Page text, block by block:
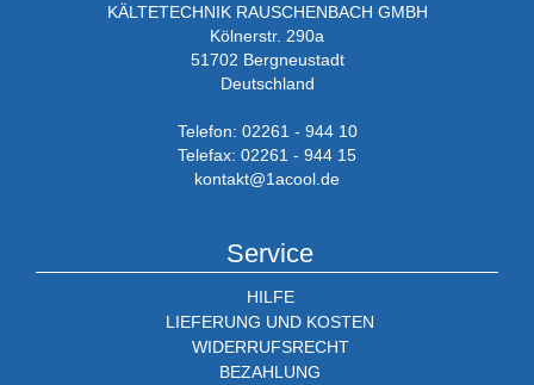
Entfeuchter:
Luftentfeuchter: Verschiedene Entfeuchter für unterschiedliche
Einsatzbereiche, wie z.B. Schwimmbäder, Lagerhallen oder
Lebensmitteln zu verlängern.
Bierkühlung: Geräte zur Kühlung und Lagerung von Bier.
KÄLTETECHNIK RAUSCHENBACH GMBH
Kölnerstr. 290a
51702 Bergneustadt
Deutschland
Telefon: 02261 - 944 10
Telefax: 02261 - 944 15
kontakt@1acool.de
Service
HILFE
LIEFERUNG UND KOSTEN
WIDERRUFSRECHT
BEZAHLUNG